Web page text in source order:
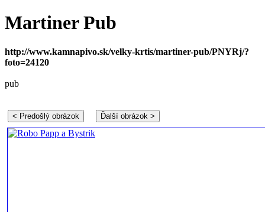
Martiner Pub
http://www.kamnapivo.sk/velky-krtis/martiner-pub/PNYRj/?
foto=24120
pub